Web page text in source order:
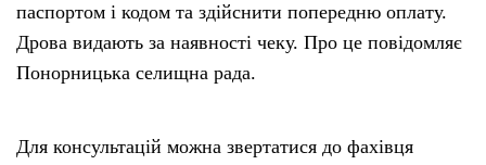
паспортом і кодом та здійснити попередню оплату.
Дрова видають за наявності чеку. Про це повідомляє
Понорницька селищна рада.
Для консультацій можна звертатися до фахівця